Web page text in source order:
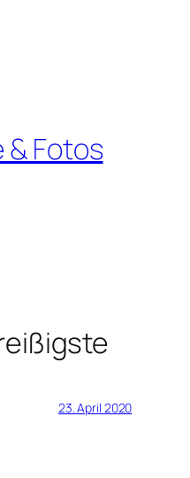
& Fotos
23. April 2020